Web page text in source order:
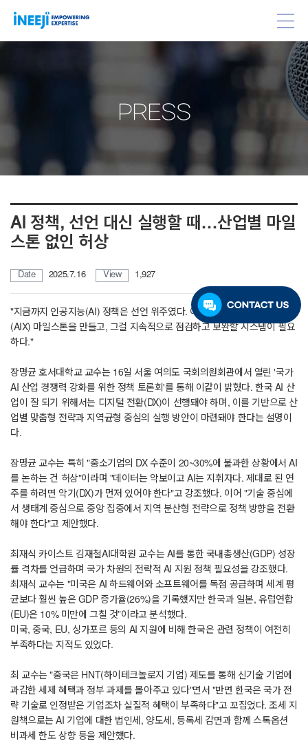
PRESS
AI 정책, 선언 대신 실행할 때…산업별 마일
스톤 없인 허상
Date 2025.7.16 View 1,927
"지금까지 인공지능(AI) 정책은 선언 위주였다. 이제 산업별 맞춤형 AI 전환
(AIX) 마일스톤을 만들고, 그걸 지속적으로 점검하고 보완할 시스템이 필요
하다."
장명균 호서대학교 교수는 16일 서울 여의도 국회의원회관에서 열린 '국가
AI 산업 경쟁력 강화를 위한 정책 토론회'를 통해 이같이 밝혔다. 한국 AI 산
업이 잘 되기 위해서는 디지털 전환(DX)이 선행돼야 하며, 이를 기반으로 산
업별 맞춤형 전략과 지역균형 중심의 실행 방안이 마련돼야 한다는 설명이
다.
장명균 교수는 특히 "중소기업의 DX 수준이 20~30%에 불과한 상황에서 AI
를 논하는 건 허상"이라며 "데이터는 악보이고 AI는 지휘자다. 제대로 된 연
주를 하려면 악기(DX)가 먼저 있어야 한다"고 강조했다. 이어 "기술 중심에
서 생태계 중심으로 중앙 집중에서 지역 분산형 전략으로 정책 방향을 전환
해야 한다"고 제안했다.
최재식 카이스트 김재철AI대학원 교수는 AI를 통한 국내총생산(GDP) 성장
률 격차를 언급하며 국가 차원의 전략적 AI 지원 정책 필요성을 강조했다.
최재식 교수는 "미국은 AI 하드웨어와 소프트웨어를 독점 공급하며 세계 평
균보다 훨씬 높은 GDP 증가율(26%)을 기록했지만 한국과 일본, 유럽연합
(EU)은 10% 미만에 그칠 것”이라고 분석했다.
미국, 중국, EU, 싱가포르 등의 AI 지원에 비해 한국은 관련 정책이 여전히
부족하다는 지적도 있었다.
최 교수는 "중국은 HNT(하이테크놀로지 기업) 제도를 통해 신기술 기업에
과감한 세제 혜택과 정부 과제를 몰아주고 있다"면서 "반면 한국은 국가 전
략 기술로 인정받은 기업조차 실질적 혜택이 부족하다"고 꼬집었다. 조세 지
원책으로는 AI 기업에 대한 법인세, 양도세, 등록세 감면과 함께 스톡옵션
비과세 한도 상향 등을 제안했다.